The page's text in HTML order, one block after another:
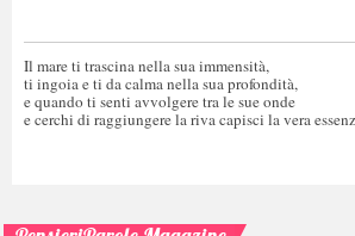
Il mare ti trascina nella sua immensità,
ti ingoia e ti da calma nella sua profondità,
e quando ti senti avvolgere tra le sue onde
e cerchi di raggiungere la riva capisci la vera